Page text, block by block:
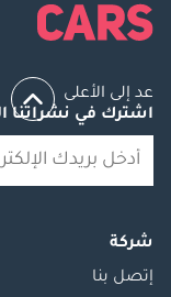
عد إلى الأعلى
اشترك في نشراتنا
شركة
إتصل بنا